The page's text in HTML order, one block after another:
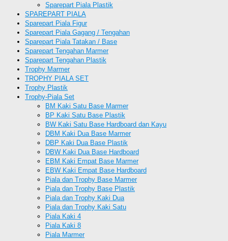
Sparepart Piala Plastik
SPAREPART PIALA
Sparepart Piala Figur
Sparepart Piala Gagang / Tengahan
Sparepart Piala Tatakan / Base
Sparepart Tengahan Marmer
Sparepart Tengahan Plastik
Trophy Marmer
TROPHY PIALA SET
Trophy Plastik
Trophy-Piala Set
BM Kaki Satu Base Marmer
BP Kaki Satu Base Plastik
BW Kaki Satu Base Hardboard dan Kayu
DBM Kaki Dua Base Marmer
DBP Kaki Dua Base Plastik
DBW Kaki Dua Base Hardboard
EBM Kaki Empat Base Marmer
EBW Kaki Empat Base Hardboard
Piala dan Trophy Base Marmer
Piala dan Trophy Base Plastik
Piala dan Trophy Kaki Dua
Piala dan Trophy Kaki Satu
Piala Kaki 4
Piala Kaki 8
Piala Marmer